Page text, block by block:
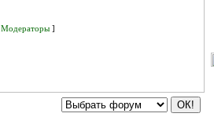
Модераторы ]